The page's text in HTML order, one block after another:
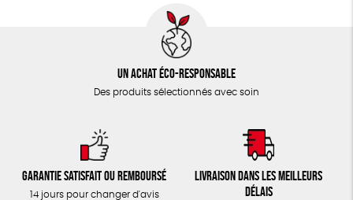
Un achat éco-responsable
Des produits sélectionnés avec soin
Garantie satisfait ou remboursé
14 jours pour changer d'avis
Livraison dans les meilleurs
délais